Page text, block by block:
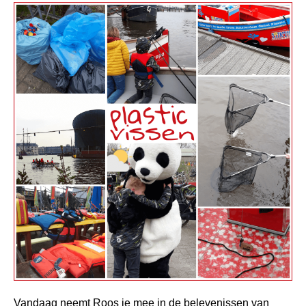
Vandaag neemt Roos je mee in de belevenissen van